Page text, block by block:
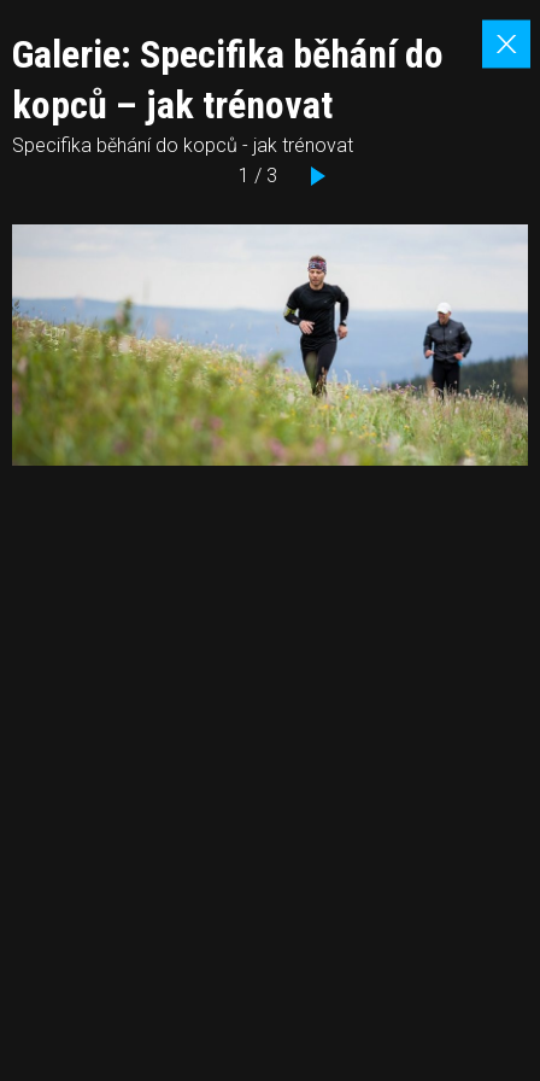
Galerie: Specifika běhání do
kopců – jak trénovat
Specifika běhání do kopců - jak trénovat
1 / 3